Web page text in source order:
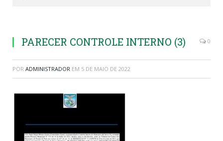
PARECER CONTROLE INTERNO (3) 0
POR ADMINISTRADOR EM 5 DE MAIO DE 2022